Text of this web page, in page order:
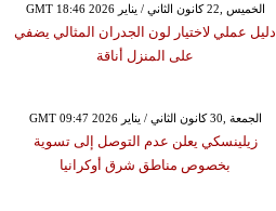
GMT 18:46 2026 الخميس ,22 كانون الثاني / يناير
دليل عملي لاختيار لون الجدران المثالي يضفي
على المنزل أناقة
GMT 09:47 2026 الجمعة ,30 كانون الثاني / يناير
زيلينسكي يعلن عدم التوصل إلى تسوية
بخصوص مناطق شرق أوكرانيا